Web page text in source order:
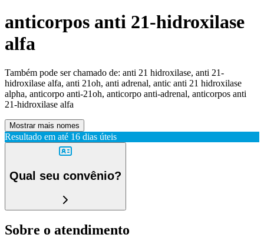
anticorpos anti 21-hidroxilase
alfa
Também pode ser chamado de: anti 21 hidroxilase, anti 21-
hidroxilase alfa, anti 21oh, anti adrenal, antic anti 21 hidroxilase
alpha, anticorpo anti-21oh, anticorpo anti-adrenal, anticorpos anti
21-hidroxilase alfa
Mostrar mais nomes
Resultado em até 16 dias úteis
Qual seu convênio?
Sobre o atendimento